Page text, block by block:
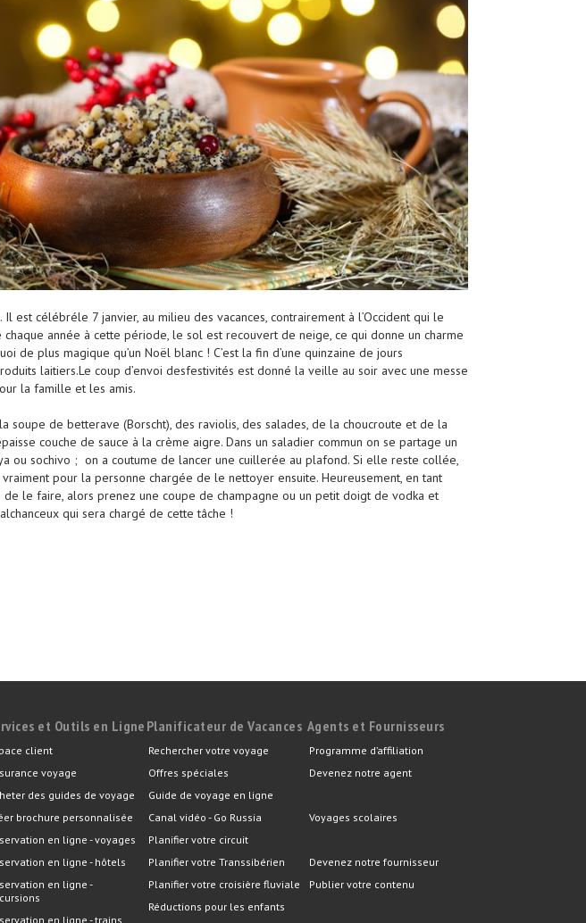
est célébréle 7 janvier, au milieu des vacances, contrairement à l’Occident qui le
année à cette période, le sol est recouvert de neige, ce qui donne un charme
de plus magique qu’un Noël blanc ! C’est la fin d’une quinzaine de jours
laitiers.Le coup d’envoi desfestivités est donné la veille au soir avec une messe
la famille et les amis.
soupe de betterave (Borscht), des raviolis, des salades, de la choucroute et de la
couche de sauce à la crème aigre. Dans un saladier commun on se partage un
ou sochivo ; on a coutume de lancer une cuillerée au plafond. Si elle reste collée,
vraiment pour la personne chargée de le nettoyer ensuite. Heureusement, en tant
de le faire, alors prenez une coupe de champagne ou un petit doigt de vodka et
qui sera chargé de cette tâche !
et Outils en Ligne
client
voyage
des guides de voyage
brochure personnalisée
en ligne - voyages
en ligne - hôtels
en ligne -
en ligne - trains
Planificateur de Vacances
Rechercher votre voyage
Offres spéciales
Guide de voyage en ligne
Canal vidéo - Go Russia
Planifier votre circuit
Planifier votre Transsibérien
Planifier votre croisière fluviale
Réductions pour les enfants
Agents et Fournisseurs
Programme d’affiliation
Devenez notre agent
Voyages scolaires
Devenez notre fournisseur
Publier votre contenu